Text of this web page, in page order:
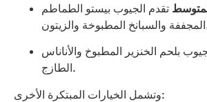
تقدم الجيوب بيستو الطماطم
والزيتون.
بلحم الخنزير المطبوخ والأناناس
الطازج.
وتشمل الخيارات المبتكرة الأخرى: